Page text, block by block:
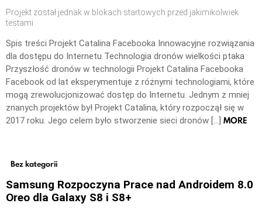
Projekt został jednak w blokach startowych przed jakimikolwiek
testami
Spis treści Projekt Catalina Facebooka Innowacyjne rozwiązania
dla dostępu do Internetu Technologia dronów wielkości ptaka
Przyszłość dronów w technologii Projekt Catalina Facebooka
Facebook od lat eksperymentuje z różnymi technologiami, które
mogą zrewolucjonizować dostęp do Internetu. Jednym z mniej
znanych projektów był Projekt Catalina, który rozpoczął się w
2017 roku. Jego celem było stworzenie sieci dronów […] MORE
Bez kategorii
Samsung Rozpoczyna Prace nad Androidem 8.0
Oreo dla Galaxy S8 i S8+